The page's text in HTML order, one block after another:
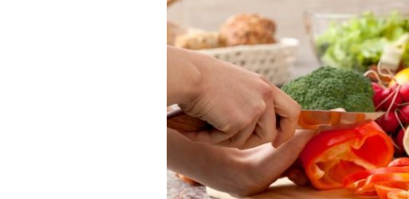
Généralités
Beauté
Mode
Accessoires
téléphoniques
Les petits délices